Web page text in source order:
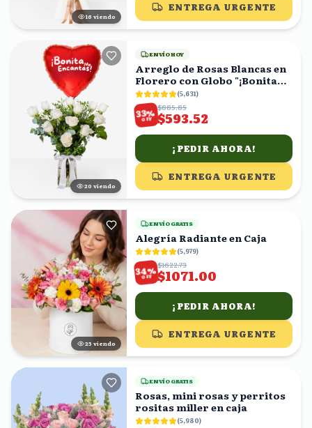
17 viendo
ENTREGA URGENTE
20 viendo
ENVÍO HOY
Arreglo de Rosas Blancas en
Florero con Globo "¡Bonita
Me Encantas!"
(5,631)
33%
OFF
$885.85
$593.52
¡PEDIR AHORA!
ENTREGA URGENTE
25 viendo
ENVÍO GRATIS
Alegría Radiante en Caja
(5,979)
34%
OFF
$1622.73
$1071.00
¡PEDIR AHORA!
ENTREGA URGENTE
ENVÍO GRATIS
Rosas, mini rosas y perritos
rositas miller en caja
(5,980)